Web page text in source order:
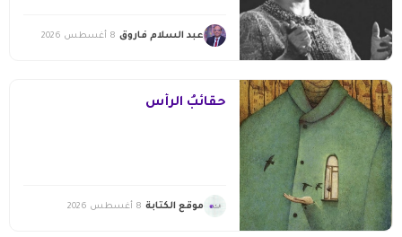
عبد السلام فاروق 8 أغسطس 2026
حقائبُ الرأس
موقع الكتابة 8 أغسطس 2026